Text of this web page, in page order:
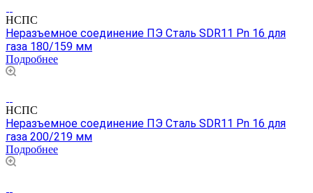
НСПС
Неразъемное соединение ПЭ Сталь SDR11 Pn 16 для
газа 180/159 мм
Подробнее
НСПС
Неразъемное соединение ПЭ Сталь SDR11 Pn 16 для
газа 200/219 мм
Подробнее